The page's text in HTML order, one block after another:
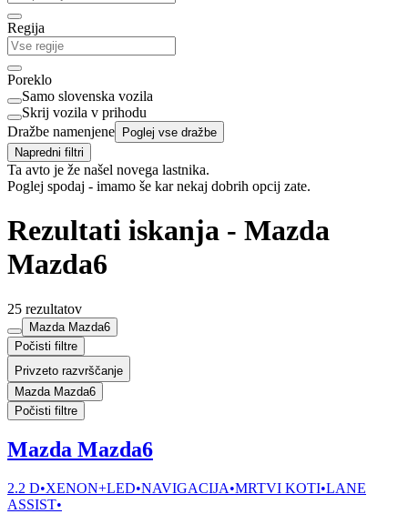
Regija
Poreklo
Samo slovenska vozila
Skrij vozila v prihodu
Dražbe namenjene Poglej vse dražbe
Napredni filtri
Ta avto je že našel novega lastnika.
Poglej spodaj - imamo še kar nekaj dobrih opcij zate.
Rezultati iskanja - Mazda
Mazda6
25 rezultatov
Mazda Mazda6
Počisti filtre
Privzeto razvrščanje
Mazda Mazda6
Počisti filtre
Mazda Mazda6
2.2 D•XENON+LED•NAVIGACIJA•MRTVI KOTI•LANE
ASSIST•